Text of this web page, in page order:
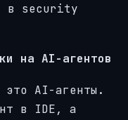
в security
на AI-агентов
это AI-агенты.
в IDE, а